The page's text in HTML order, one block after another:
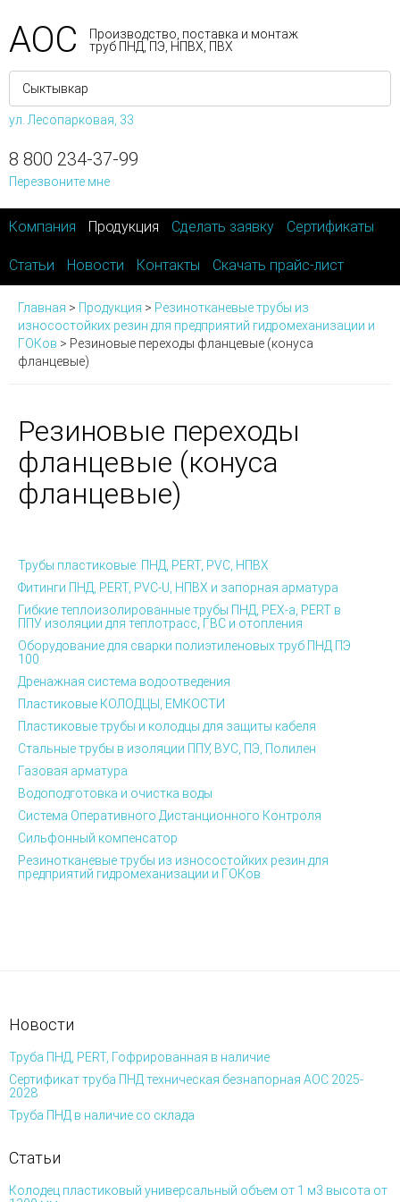
АОС
Производство, поставка и монтаж
труб ПНД, ПЭ, НПВХ, ПВХ
ул. Лесопарковая, 33
8 800 234-37-99
Перезвоните мне
Компания Продукция Сделать заявку Сертификаты
Статьи Новости Контакты Скачать прайс-лист
Главная > Продукция > Резинотканевые трубы из
износостойких резин для предприятий гидромеханизации и
ГОКов > Резиновые переходы фланцевые (конуса
фланцевые)
Резиновые переходы
фланцевые (конуса
фланцевые)
Трубы пластиковые: ПНД, PERT, PVC, НПВХ
Фитинги ПНД, PERT, PVC-U, НПВХ и запорная арматура
Гибкие теплоизолированные трубы ПНД, PEX-а, PERT в
ППУ изоляции для теплотрасс, ГВС и отопления
Оборудование для сварки полиэтиленовых труб ПНД ПЭ
100
Дренажная система водоотведения
Пластиковые КОЛОДЦЫ, ЕМКОСТИ
Пластиковые трубы и колодцы для защиты кабеля
Стальные трубы в изоляции ППУ, ВУС, ПЭ, Полилен
Газовая арматура
Водоподготовка и очистка воды
Система Оперативного Дистанционного Контроля
Сильфонный компенсатор
Резинотканевые трубы из износостойких резин для
предприятий гидромеханизации и ГОКов
Новости
Труба ПНД, PERT, Гофрированная в наличие
Сертификат труба ПНД техническая безнапорная АОС 2025-
2028
Труба ПНД в наличие со склада
Статьи
Колодец пластиковый универсальный объем от 1 м3 высота от